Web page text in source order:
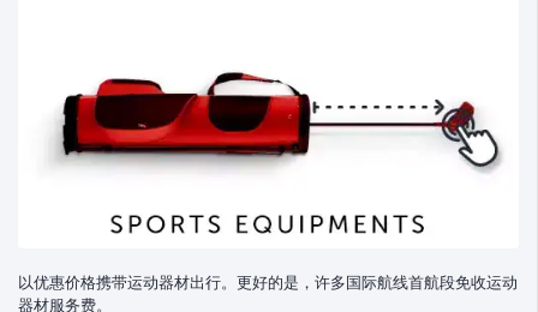
以优惠价格携带运动器材出行。更好的是，许多国际航线首航段免收运动
器材服务费。